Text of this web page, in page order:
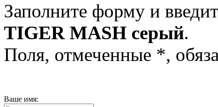
Заполните форму и
TIGER MASH серый.
Поля, отмеченные *,
Ваше имя: